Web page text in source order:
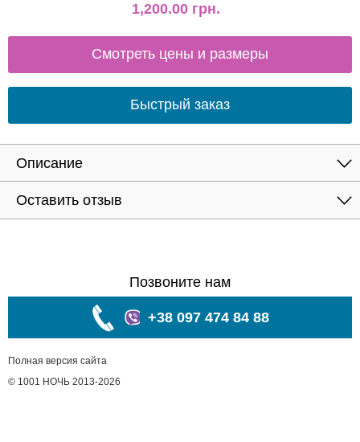
1,200.00 грн.
Смотреть цены и размеры
Быстрый заказ
Описание
Оставить отзыв
Позвоните нам
+38 097 474 84 88
Полная версия сайта
© 1001 НОЧЬ 2013-2026